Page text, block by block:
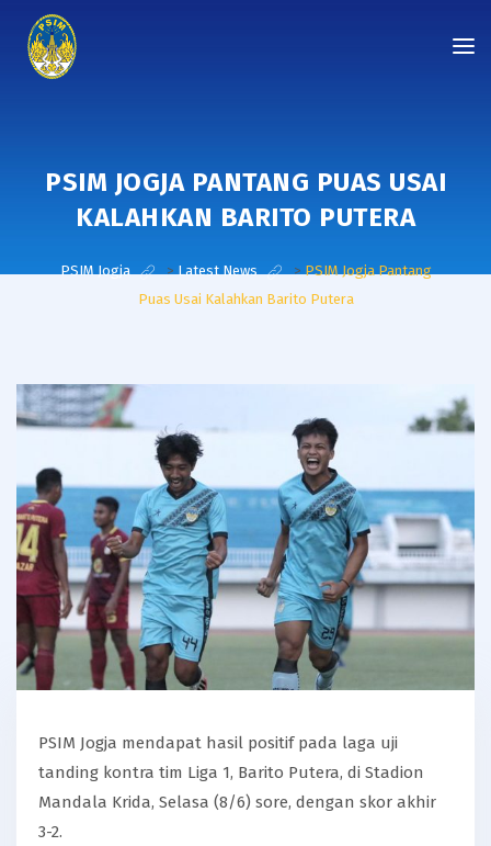
PSIM JOGJA PANTANG PUAS USAI
KALAHKAN BARITO PUTERA
PSIM Jogja >Latest News >PSIM Jogja Pantang
Puas Usai Kalahkan Barito Putera
PSIM Jogja mendapat hasil positif pada laga uji
tanding kontra tim Liga 1, Barito Putera, di Stadion
Mandala Krida, Selasa (8/6) sore, dengan skor akhir
3-2.